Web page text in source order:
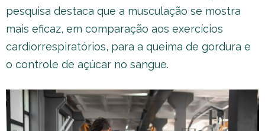
pesquisa destaca que a musculação se mostra
mais eficaz, em comparação aos exercícios
cardiorrespiratórios, para a queima de gordura e
o controle de açúcar no sangue.